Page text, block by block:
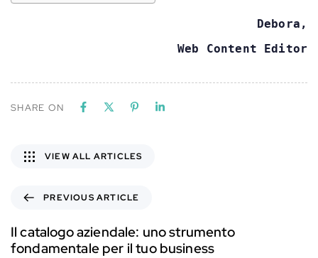
Debora,
Web Content Editor
SHARE ON
PREVIOUS ARTICLE
Il catalogo aziendale: uno strumento
fondamentale per il tuo business
VIEW ALL ARTICLES